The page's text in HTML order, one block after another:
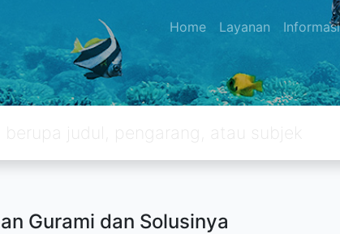
Home Layanan
Gurami dan Solusinya